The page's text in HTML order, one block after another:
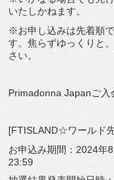
いたしかねます。
※お申し込みは先着順
す。焦らずゆっくりと
さい。
Primadonna Japanご入
[FTISLAND☆ワールド
お申込み期間：2024年
23:59